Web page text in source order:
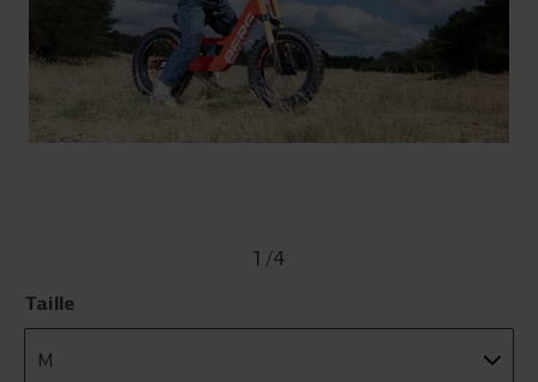
1 /4
Taille